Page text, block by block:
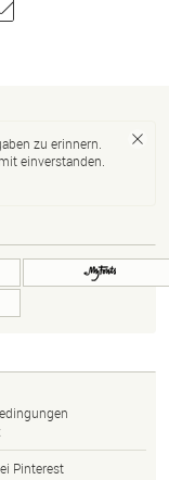
zu erinnern.
einverstanden.
Pinterest